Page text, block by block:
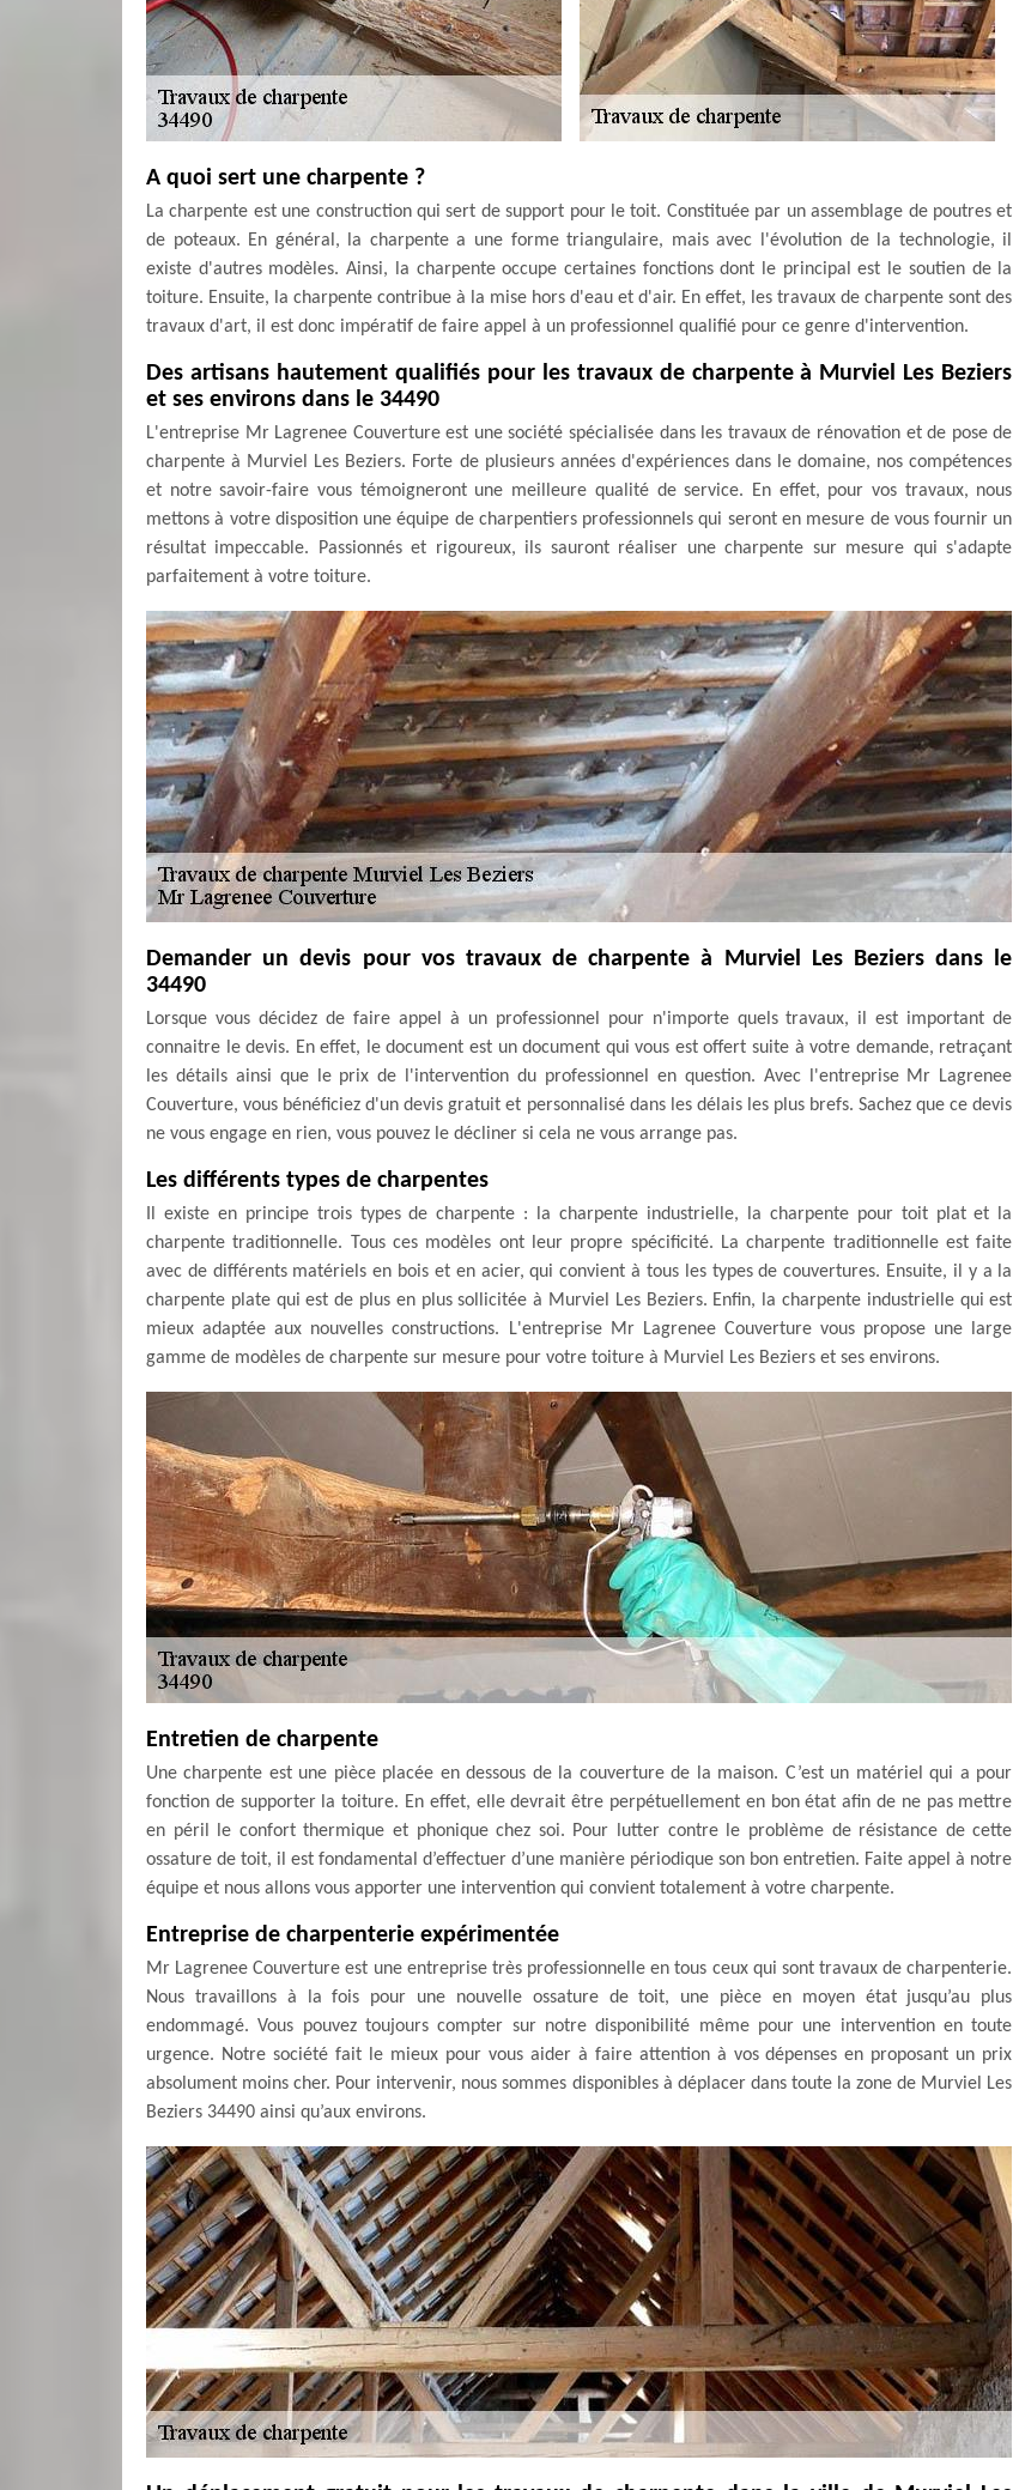
A quoi sert une charpente ?
La charpente est une construction qui sert de support pour le toit. Constituée par un assemblage de poutres et
de poteaux. En général, la charpente a une forme triangulaire, mais avec l'évolution de la technologie, il
existe d'autres modèles. Ainsi, la charpente occupe certaines fonctions dont le principal est le soutien de la
toiture. Ensuite, la charpente contribue à la mise hors d'eau et d'air. En effet, les travaux de charpente sont des
travaux d'art, il est donc impératif de faire appel à un professionnel qualifié pour ce genre d'intervention.
Des artisans hautement qualifiés pour les travaux de charpente à Murviel Les Beziers
et ses environs dans le 34490
L'entreprise Mr Lagrenee Couverture est une société spécialisée dans les travaux de rénovation et de pose de
charpente à Murviel Les Beziers. Forte de plusieurs années d'expériences dans le domaine, nos compétences
et notre savoir-faire vous témoigneront une meilleure qualité de service. En effet, pour vos travaux, nous
mettons à votre disposition une équipe de charpentiers professionnels qui seront en mesure de vous fournir un
résultat impeccable. Passionnés et rigoureux, ils sauront réaliser une charpente sur mesure qui s'adapte
parfaitement à votre toiture.
Demander un devis pour vos travaux de charpente à Murviel Les Beziers dans le
34490
Lorsque vous décidez de faire appel à un professionnel pour n'importe quels travaux, il est important de
connaitre le devis. En effet, le document est un document qui vous est offert suite à votre demande, retraçant
les détails ainsi que le prix de l'intervention du professionnel en question. Avec l'entreprise Mr Lagrenee
Couverture, vous bénéficiez d'un devis gratuit et personnalisé dans les délais les plus brefs. Sachez que ce devis
ne vous engage en rien, vous pouvez le décliner si cela ne vous arrange pas.
Les différents types de charpentes
Il existe en principe trois types de charpente : la charpente industrielle, la charpente pour toit plat et la
charpente traditionnelle. Tous ces modèles ont leur propre spécificité. La charpente traditionnelle est faite
avec de différents matériels en bois et en acier, qui convient à tous les types de couvertures. Ensuite, il y a la
charpente plate qui est de plus en plus sollicitée à Murviel Les Beziers. Enfin, la charpente industrielle qui est
mieux adaptée aux nouvelles constructions. L'entreprise Mr Lagrenee Couverture vous propose une large
gamme de modèles de charpente sur mesure pour votre toiture à Murviel Les Beziers et ses environs.
Entretien de charpente
Une charpente est une pièce placée en dessous de la couverture de la maison. C’est un matériel qui a pour
fonction de supporter la toiture. En effet, elle devrait être perpétuellement en bon état afin de ne pas mettre
en péril le confort thermique et phonique chez soi. Pour lutter contre le problème de résistance de cette
ossature de toit, il est fondamental d’effectuer d’une manière périodique son bon entretien. Faite appel à notre
équipe et nous allons vous apporter une intervention qui convient totalement à votre charpente.
Entreprise de charpenterie expérimentée
Mr Lagrenee Couverture est une entreprise très professionnelle en tous ceux qui sont travaux de charpenterie.
Nous travaillons à la fois pour une nouvelle ossature de toit, une pièce en moyen état jusqu’au plus
endommagé. Vous pouvez toujours compter sur notre disponibilité même pour une intervention en toute
urgence. Notre société fait le mieux pour vous aider à faire attention à vos dépenses en proposant un prix
absolument moins cher. Pour intervenir, nous sommes disponibles à déplacer dans toute la zone de Murviel Les
Beziers 34490 ainsi qu’aux environs.